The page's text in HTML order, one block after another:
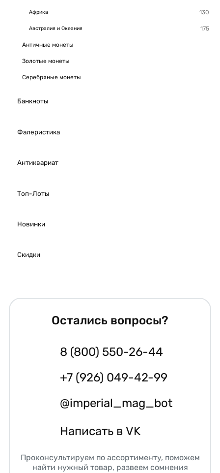
Африка
Австралия и Океания
Античные монеты
Золотые монеты
Серебряные монеты
Банкноты
Фалеристика
Антиквариат
Топ-Лоты
Новинки
Скидки
Остались вопросы?
8 (800) 550-26-44
+7 (926) 049-42-99
@imperial_mag_bot
Написать в VK
Проконсультируем по ассортименту, поможем
найти нужный товар, развеем сомнения